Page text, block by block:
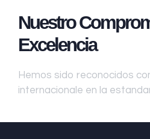
Nuestro
Excelencia
Hemos sido reconocidos
internacionale en la